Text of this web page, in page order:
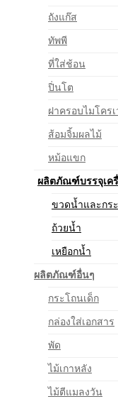
ถังแก๊ส
ทัพพี
ที่ใส่ช้อน
ปิ่นโต
ฝาครอบไมโครเ
ส้อมจิ้มผลไม้
หม้อแขก
ผลิตภัณฑ์บรรจุเค
ขวดน้ำและกร
ถ้วยน้ำ
เหยือกน้ำ
ผลิตภัณฑ์อื่นๆ
กระโถนเด็ก
กล่องใส่เอกสาร
พัด
ไม้เกาหลัง
ไม้ตีแมลงวัน